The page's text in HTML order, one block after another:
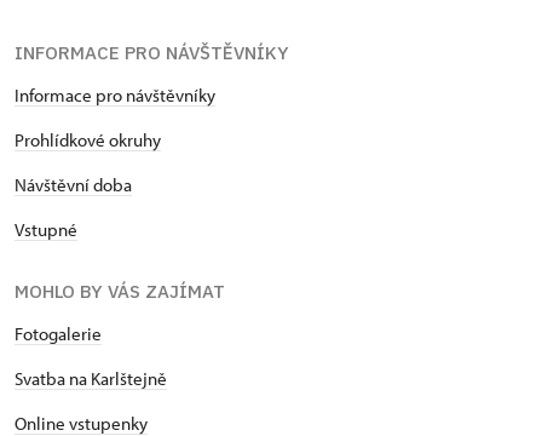
INFORMACE PRO NÁVŠTĚVNÍKY
Informace pro návštěvníky
Prohlídkové okruhy
Návštěvní doba
Vstupné
MOHLO BY VÁS ZAJÍMAT
Fotogalerie
Svatba na Karlštejně
Online vstupenky